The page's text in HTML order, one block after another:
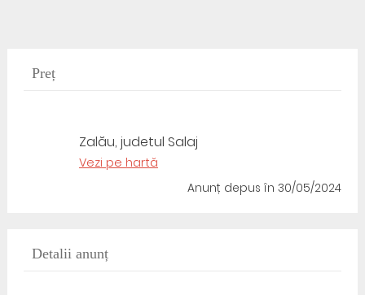
Preț
Zalău, judetul Salaj
Vezi pe hartă
Anunț depusîn 30/05/2024
Detalii anunț